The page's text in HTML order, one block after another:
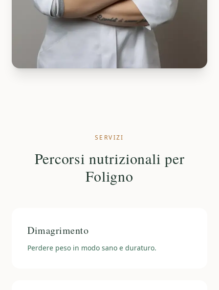
SERVIZI
Percorsi nutrizionali per
Foligno
Dimagrimento
Perdere peso in modo sano e duraturo.